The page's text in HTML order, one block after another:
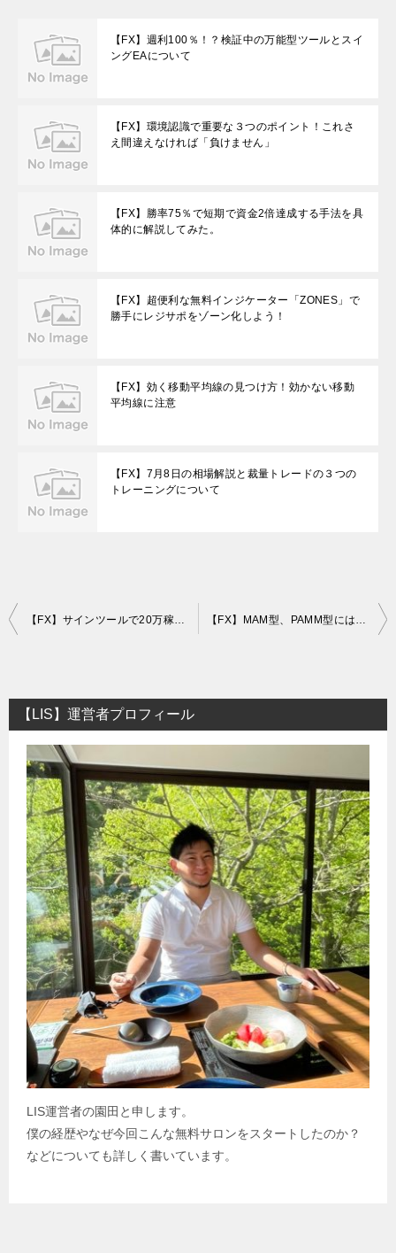
【FX】週利100％！？検証中の万能型ツールとスイ
ングEAについて
【FX】環境認識で重要な３つのポイント！これさ
え間違えなければ「負けません」
【FX】勝率75％で短期で資金2倍達成する手法を具
体的に解説してみた。
【FX】超便利な無料インジケーター「ZONES」で
勝手にレジサポをゾーン化しよう！
【FX】効く移動平均線の見つけ方！効かない移動
平均線に注意
【FX】7月8日の相場解説と裁量トレードの３つの
トレーニングについて
投
ビ
ゲ
【FX】サインツールで20万稼いだ猛者出現！利用者の声を紹介します 【FX】MAM型、PAMM型には気をつけるべき理由！自動売買ソフトのタイプについて！
【LIS】運営者プロフィール
LIS運営者の園田と申します。
僕の経歴やなぜ今回こんな無料サロンをスタートしたのか？
などについても詳しく書いています。